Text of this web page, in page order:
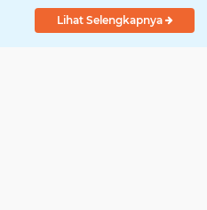
Kecamatan Bojong
Lihat Selengkapnya